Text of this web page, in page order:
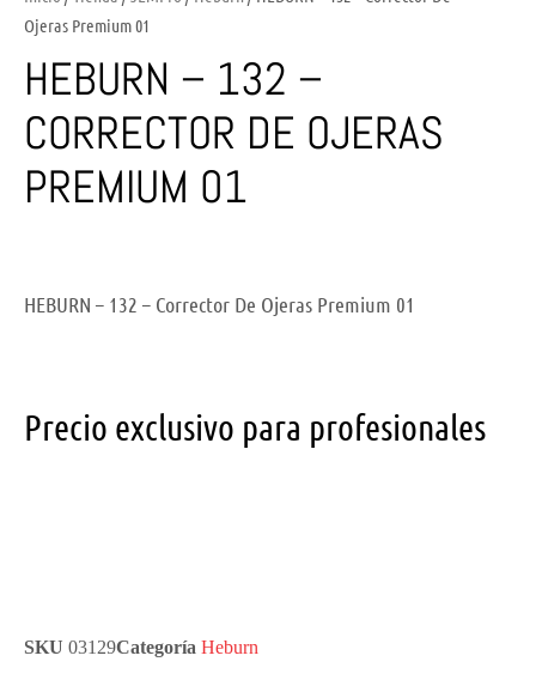
Ojeras Premium 01
HEBURN – 132 –
CORRECTOR DE OJERAS
PREMIUM 01
HEBURN – 132 – Corrector De Ojeras Premium 01
Precio exclusivo para profesionales
SKU 03129Categoría Heburn